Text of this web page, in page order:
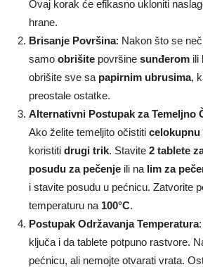
Ovaj korak će efikasno ukloniti
hrane.
Brisanje Površina: Nakon što se
samo obrišite površine sunđerom ili
obrišite sve sa papirnim ubrusima,
preostale ostatke.
Alternativni Postupak za Temeljno
Ako želite temeljito očistiti celokupnu
koristiti drugi trik. Stavite 2 tablete
posudu za pečenje ili na lim za
i stavite posudu u pećnicu. Zatvorite
temperaturu na 100°C.
Postupak Održavanja Temperatura
ključa i da tablete potpuno rastvore.
pećnicu, ali nemojte otvarati vrata.